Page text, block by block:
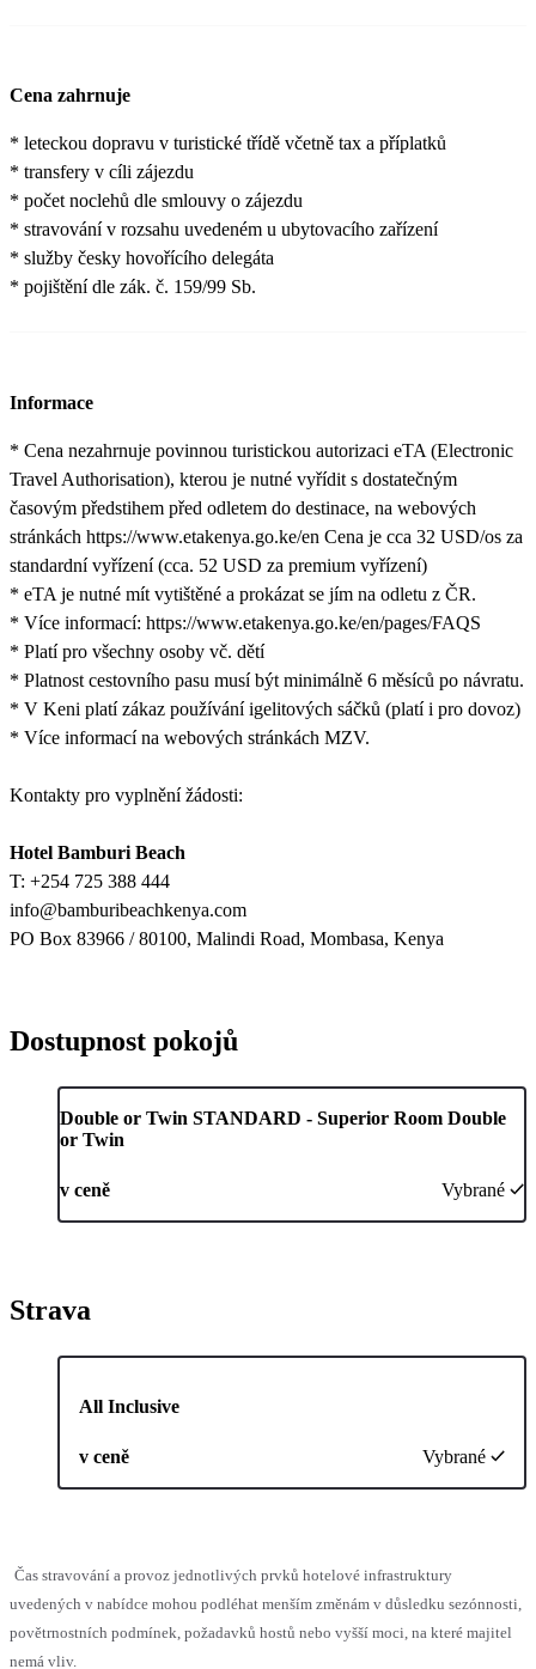
Cena zahrnuje
* leteckou dopravu v turistické třídě včetně tax a příplatků
* transfery v cíli zájezdu
* počet noclehů dle smlouvy o zájezdu
* stravování v rozsahu uvedeném u ubytovacího zařízení
* služby česky hovořícího delegáta
* pojištění dle zák. č. 159/99 Sb.
Informace
* Cena nezahrnuje povinnou turistickou autorizaci eTA (Electronic
Travel Authorisation), kterou je nutné vyřídit s dostatečným
časovým předstihem před odletem do destinace, na webových
stránkách https://www.etakenya.go.ke/en Cena je cca 32 USD/os za
standardní vyřízení (cca. 52 USD za premium vyřízení)
* eTA je nutné mít vytištěné a prokázat se jím na odletu z ČR.
* Více informací: https://www.etakenya.go.ke/en/pages/FAQS
* Platí pro všechny osoby vč. dětí
* Platnost cestovního pasu musí být minimálně 6 měsíců po návratu.
* V Keni platí zákaz používání igelitových sáčků (platí i pro dovoz)
* Více informací na webových stránkách MZV.
Kontakty pro vyplnění žádosti:
Hotel Bamburi Beach
T: +254 725 388 444
info@bamburibeachkenya.com
PO Box 83966 / 80100, Malindi Road, Mombasa, Kenya
Dostupnost pokojů
Double or Twin STANDARD - Superior Room Double
or Twin
v ceně Vybrané
Strava
All Inclusive
v ceně Vybrané
Čas stravování a provoz jednotlivých prvků hotelové infrastruktury
uvedených v nabídce mohou podléhat menším změnám v důsledku sezónnosti,
povětrnostních podmínek, požadavků hostů nebo vyšší moci, na které majitel
nemá vliv.